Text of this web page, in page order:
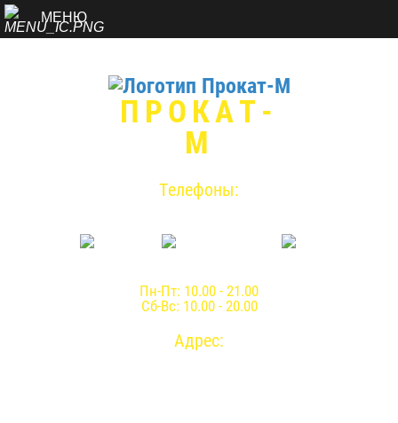
МЕНЮ
ПРОКАТ-
М
Телефоны:
Пн-Пт: 10.00 - 21.00
Сб-Вс: 10.00 - 20.00
Адрес: